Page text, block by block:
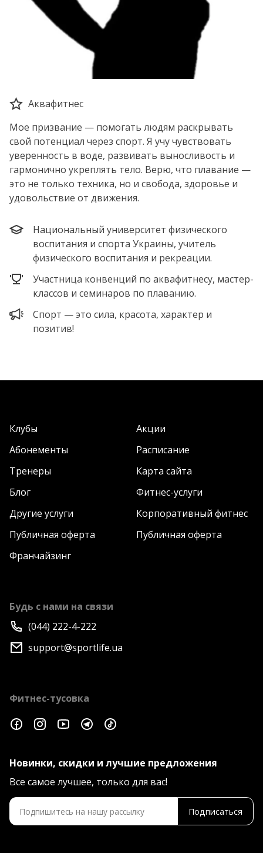
Аквафитнес
Мое призвание — помогать людям раскрывать
свой потенциал через спорт. Я учу чувствовать
уверенность в воде, развивать выносливость и
гармонично укреплять тело. Верю, что плавание —
это не только техника, но и свобода, здоровье и
удовольствие от движения.
Национальный университет физического
воспитания и спорта Украины, учитель
физического воспитания и рекреации.
Участница конвенций по аквафитнесу, мастер-
классов и семинаров по плаванию.
Спорт — это сила, красота, характер и
позитив!
Клубы
Акции
Абонементы
Расписание
Тренеры
Карта сайта
Блог
Фитнес-услуги
Другие услуги
Корпоративный фитнес
Публичная оферта
Публичная оферта
Франчайзинг
Будь с нами на связи
(044) 222-4-222
support@sportlife.ua
Фитнес-тусовка
Новинки, скидки и лучшие предложения
Все самое лучшее, только для вас!
Подписаться